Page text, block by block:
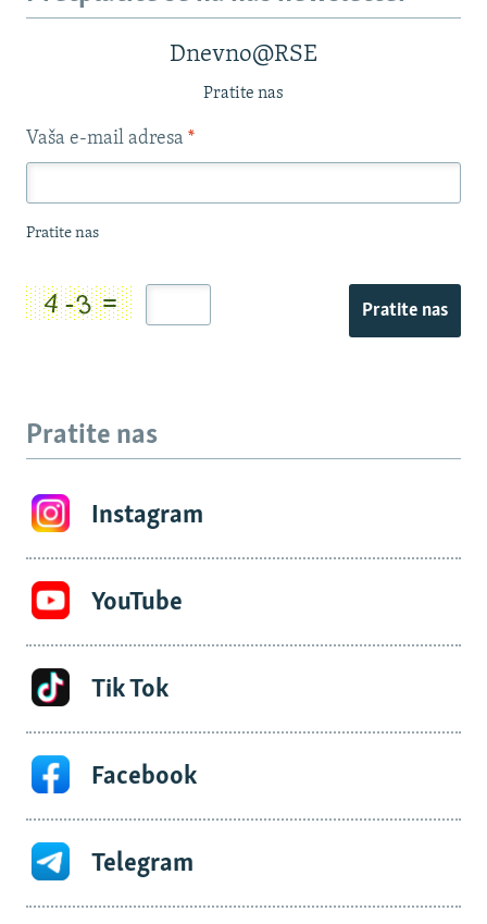
Dnevno@RSE
Pratite nas
Vaša e-mail adresa *
Pratite nas
Pratite nas
Pratite nas
Instagram
YouTube
Tik Tok
Facebook
Telegram